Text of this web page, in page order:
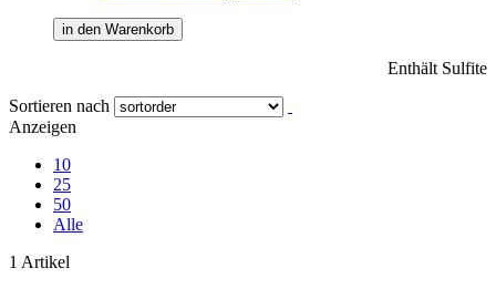
in den Warenkorb
Enthält Sulfite
Sortieren nach
Anzeigen
10
25
50
Alle
1 Artikel